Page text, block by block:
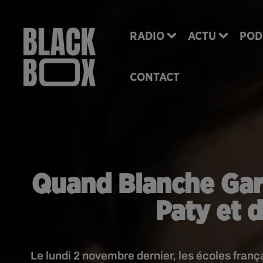
RADIO ACTU
CONTACT
Quand Blanche
Paty et
Le lundi 2 novembre dernier, les écoles